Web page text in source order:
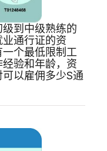
到中级熟练的
通行证的资
个最低限制工
验和年龄，资
以雇佣多少S通